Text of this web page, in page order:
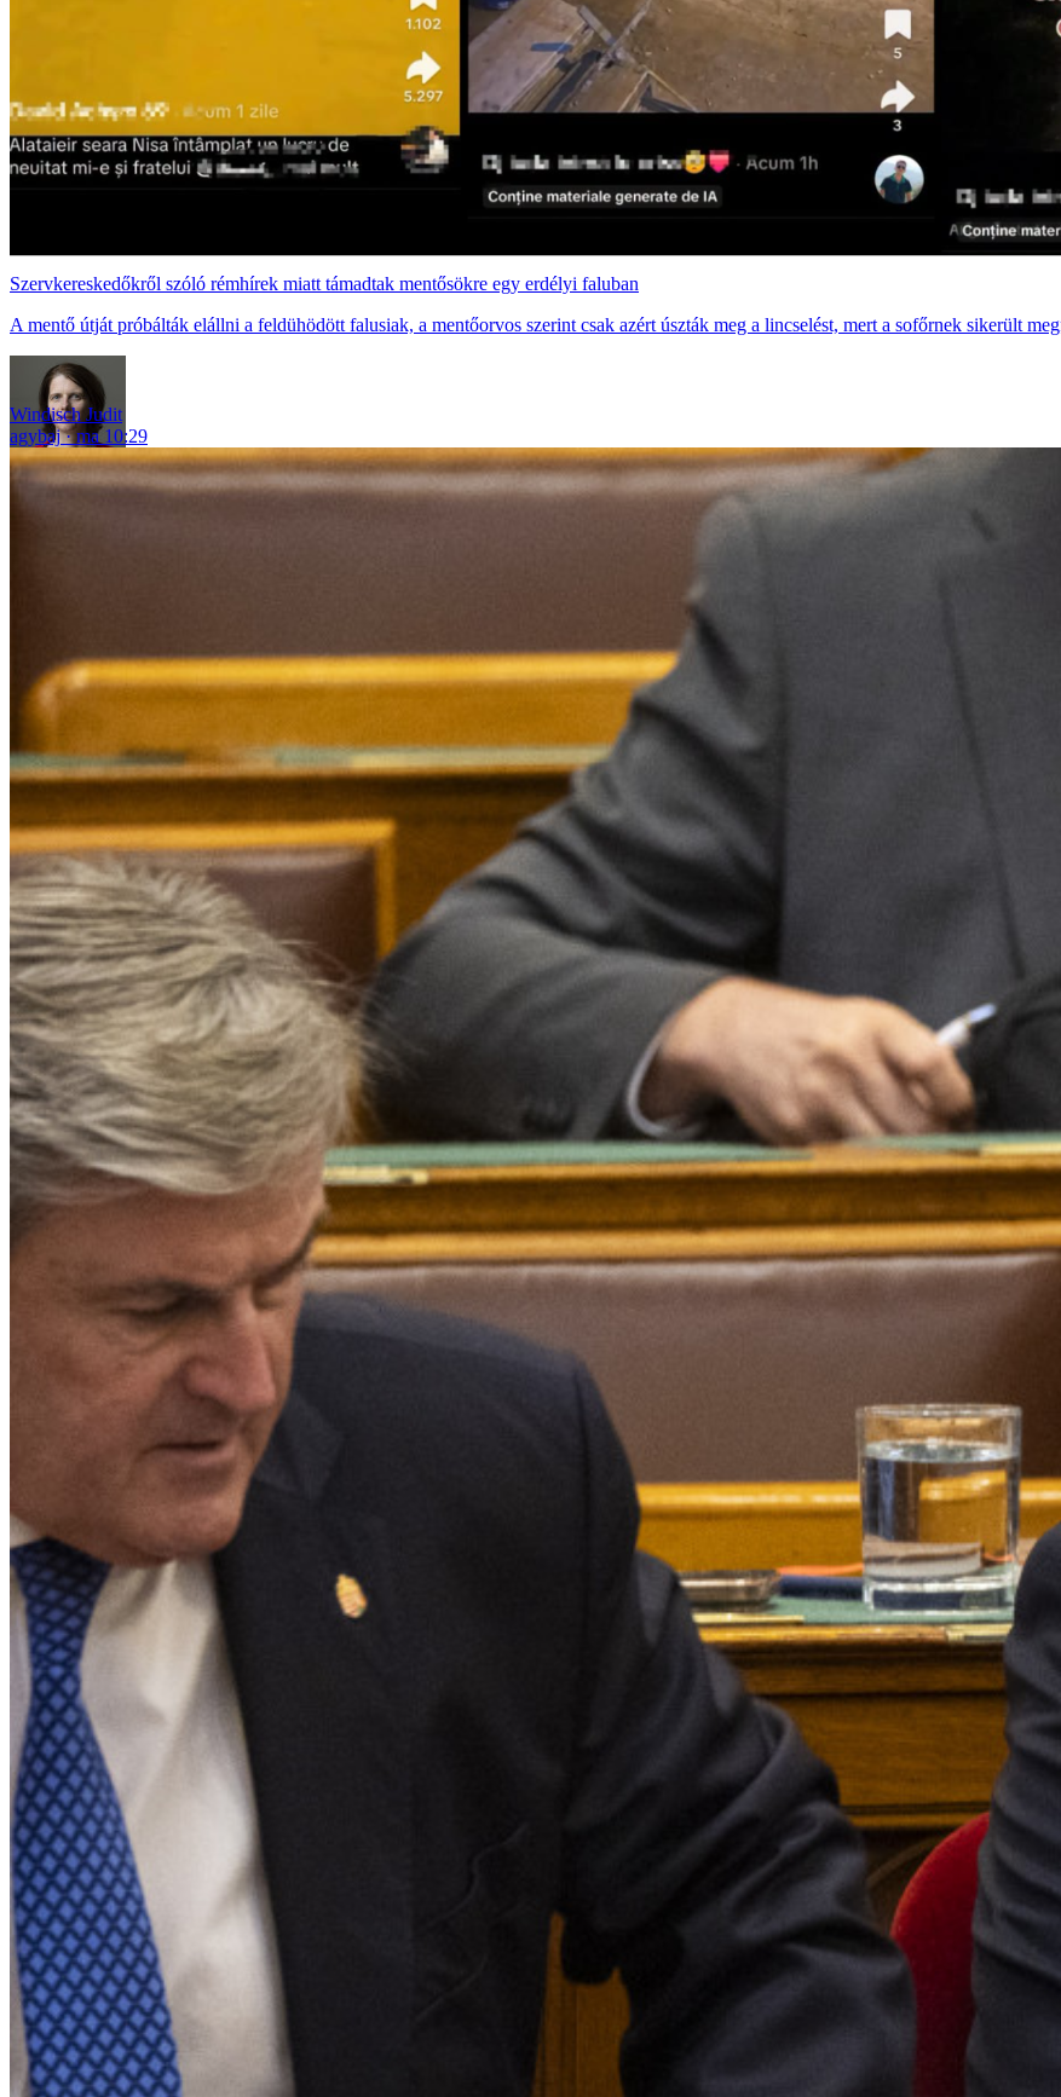
Szervkereskedőkről szóló rémhírek miatt támadtak mentősökre egy erdélyi faluban
A mentő útját próbálták elállni a feldühödött falusiak, a mentőorvos szerint csak azért úszták meg a lincselést, mert a sofőrnek sikerült
Windisch Judit
agybaj
ma 10:29